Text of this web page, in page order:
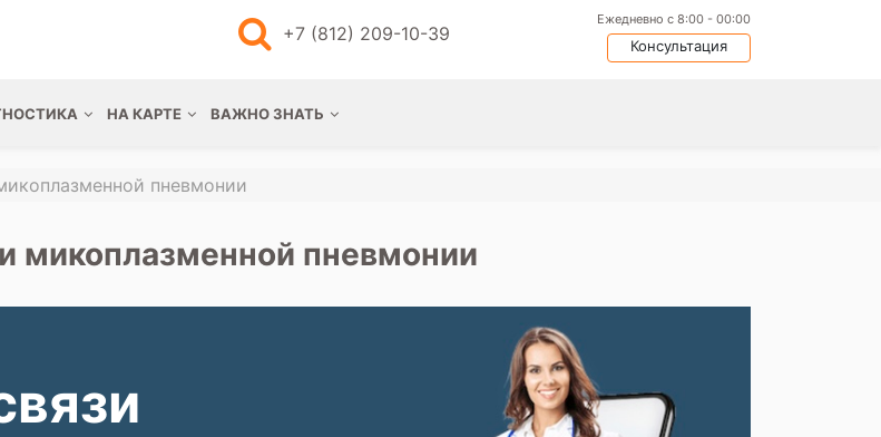
+7 (812) 209-10-39
Ежедневно с 8:00 - 00:00
Консультация
НА КАРТЕ ВАЖНО ЗНАТЬ
пневмонии
микоплазменной пневмонии